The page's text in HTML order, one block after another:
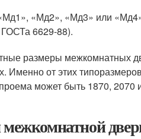
«Мд2», «Мд3» или
6629-88).
размеры межкомнатных
Именно от этих типоразмеров
может быть 1870, 2070